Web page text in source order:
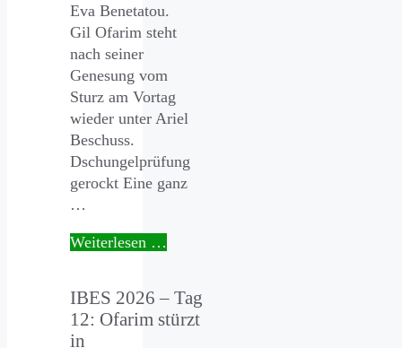
Eva Benetatou.
Gil Ofarim steht
nach seiner
Genesung vom
Sturz am Vortag
wieder unter Ariel
Beschuss.
Dschungelprüfung
gerockt Eine ganz
…
Weiterlesen …
IBES 2026 – Tag
12: Ofarim stürzt
in